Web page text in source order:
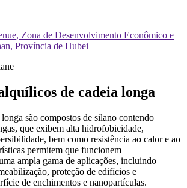
Zona de Desenvolvimento Econômico e
Província de Hubei
de cadeia longa
são compostos de silano contendo
que exibem alta hidrofobicidade,
bem como resistência ao calor e ao
permitem que funcionem
ampla gama de aplicações, incluindo
proteção de edifícios e
de enchimentos e nanopartículas.